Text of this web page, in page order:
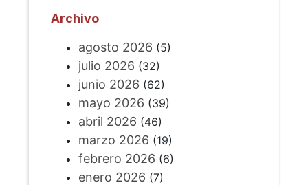
Archivo
agosto 2026 (5)
julio 2026 (32)
junio 2026 (62)
mayo 2026 (39)
abril 2026 (46)
marzo 2026 (19)
febrero 2026 (6)
enero 2026 (7)